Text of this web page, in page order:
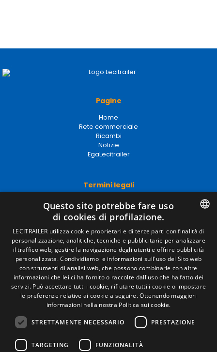
Pagine
Home
Rete commerciale
Ricambi
Notizie
EgaLecitrailer
Termini legali
Avviso legale
Politiche sulla privacy
Politica sui cookie
Condizioni generali di vendita
Gestire i cookie
Contatto
Camino de los Huertos, S/N. Apdo 100 .
50620 - Casetas (Zaragoza) Spagna
+(34) 976 462 121
SPANISH
ENGLISH
ITALIAN
PORTUGUESE
Questo sito potrebbe fare uso
di cookies di profilazione.
LECITRAILER utilizza cookie proprietari e di terze parti con finalità di
personalizzazione, analitiche, tecniche e pubblicitarie per analizzare
il traffico web, gestire la navigazione degli utenti e offrire pubblicità
personalizzata. Condividiamo le informazioni sull'uso del Sito web
con strumenti di analisi web, che possono combinarle con altre
informazioni che lei ci ha fornito o raccolte dall'uso che ha fatto dei
servizi. Può accettare tutti i cookie, rifiutare tutti i cookie o impostare
le preferenze relative ai cookie a seguire. Ottenendo maggiori
informazioni nella nostra Politica sui cookie.
STRETTAMENTE NECESSARIO PRESTAZIONE
TARGETING FUNZIONALITÀ